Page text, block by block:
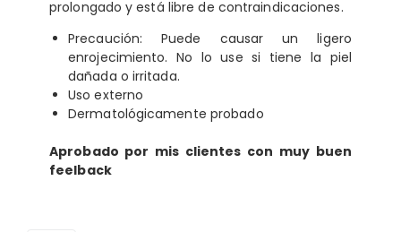
prolongado y está libre de contraindicaciones.
Precaución: Puede causar un ligero
enrojecimiento. No lo use si tiene la piel
dañada o irritada.
Uso externo
Dermatológicamente probado
Aprobado por mis clientes con muy buen
feelback